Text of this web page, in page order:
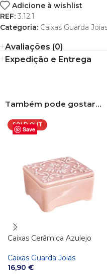
Adicione à wishlist
REF: 3.12.1
Categoria: Caixas Guarda
Avaliações (0)
Expedição e Entrega
Também pode gostar…
Save
SOLD OUT
Caixas Cerâmica Azulejo
Caixas Guarda Joias
16,90 €